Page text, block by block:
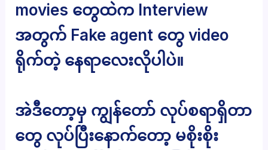
movies တွေထဲက Interview
အတွက် Fake agent တွေ video
ရိုက်တဲ့ နေရာလေးလိုပါပဲ။
အဲဒီတော့မှ ကျွန်တော် လုပ်စရာရှိတာ
တွေ လုပ်ပြီးနောက်တော့ မစိုးစိုး